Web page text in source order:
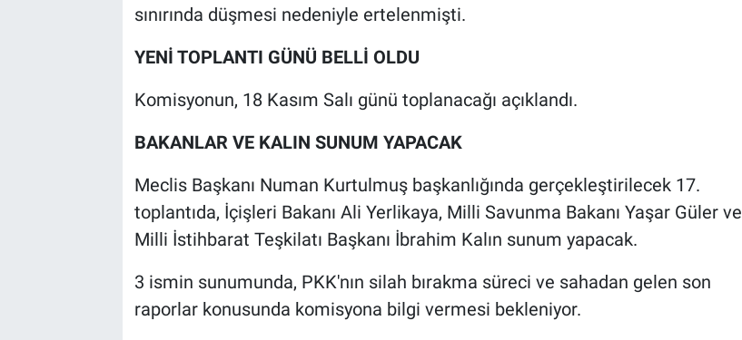
sınırında düşmesi nedeniyle ertelenmişti.
YENİ TOPLANTI GÜNÜ BELLİ OLDU
Komisyonun, 18 Kasım Salı günü toplanacağı açıklandı.
BAKANLAR VE KALIN SUNUM YAPACAK
Meclis Başkanı Numan Kurtulmuş başkanlığında gerçekleştirilecek 17.
toplantıda, İçişleri Bakanı Ali Yerlikaya, Milli Savunma Bakanı Yaşar Güler ve
Milli İstihbarat Teşkilatı Başkanı İbrahim Kalın sunum yapacak.
3 ismin sunumunda, PKK'nın silah bırakma süreci ve sahadan gelen son
raporlar konusunda komisyona bilgi vermesi bekleniyor.